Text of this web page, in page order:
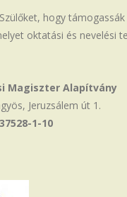
hogy
oktatási és nevelési
Magiszter Alapítvány
Jeruzsálem út 1.
1-10